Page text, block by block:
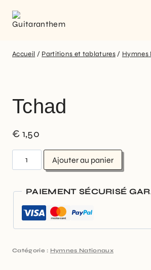
Accueil / Partitions et tablatures /
Tchad
€ 1,50
Ajouter au panier
PAIEMENT SÉCURISÉ
Catégorie : Hymnes Nationaux